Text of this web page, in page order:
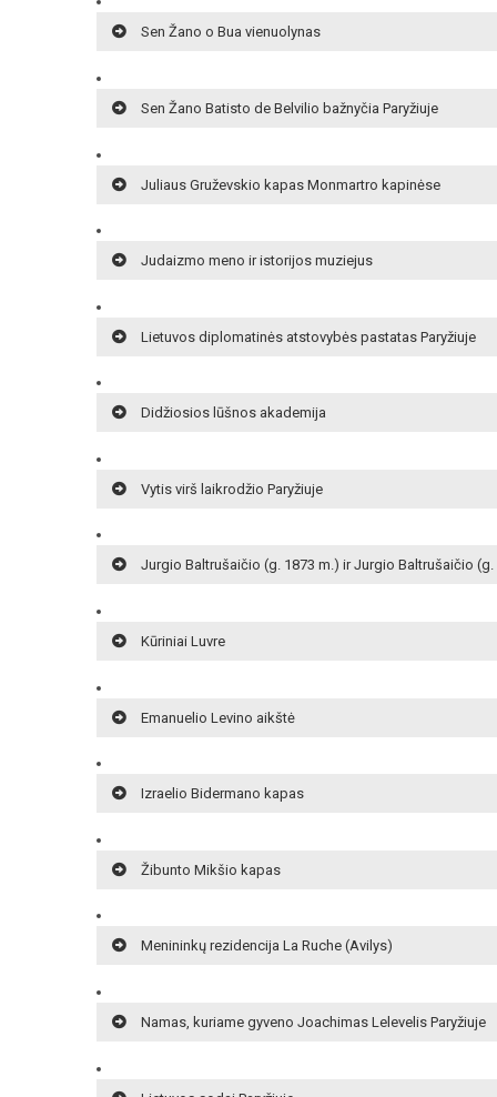
Sen Žano o Bua vienuolynas
Sen Žano Batisto de Belvilio bažnyčia Paryžiuje
Juliaus Gruževskio kapas Monmartro kapinėse
Judaizmo meno ir istorijos muziejus
Lietuvos diplomatinės atstovybės pastatas Paryžiuje
Didžiosios lūšnos akademija
Vytis virš laikrodžio Paryžiuje
Jurgio Baltrušaičio (g. 1873 m.) ir Jurgio Baltrušaičio
Kūriniai Luvre
Emanuelio Levino aikštė
Izraelio Bidermano kapas
Žibunto Mikšio kapas
Menininkų rezidencija La Ruche (Avilys)
Namas, kuriame gyveno Joachimas Lelevelis Paryžiuje